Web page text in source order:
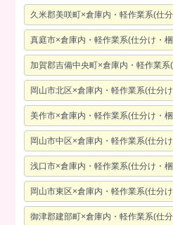
久米郡美咲町×倉庫内・軽作業系(仕
真庭市×倉庫内・軽作業系(仕分け・
加賀郡吉備中央町×倉庫内・軽作業
岡山市北区×倉庫内・軽作業系(仕分
美作市×倉庫内・軽作業系(仕分け・
岡山市中区×倉庫内・軽作業系(仕分
浅口市×倉庫内・軽作業系(仕分け・
岡山市東区×倉庫内・軽作業系(仕分
御津郡建部町×倉庫内・軽作業系(仕